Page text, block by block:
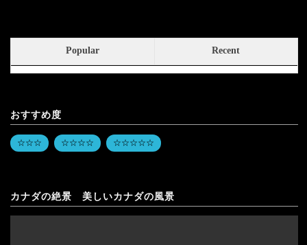
Popular Recent
おすすめ度
☆☆☆ ☆☆☆☆ ☆☆☆☆☆
カナダの絶景 美しいカナダの風景